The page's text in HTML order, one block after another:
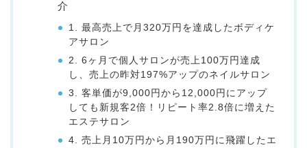
介
1. 最高売上で月320万円を達成したボディケ
アサロン
2. 6ヶ月で個人サロンが売上100万円達成
し、売上の昨対197%アップのネイルサロン
3. 客単価が9,000円から12,000円にアップ
しても新規客2倍！リピート率2.8倍に増えた
エステサロン
4. 売上月10万円から月190万円に飛躍したエ